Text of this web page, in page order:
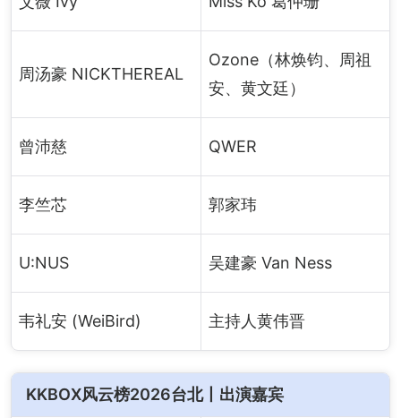
周汤豪 NICKTHEREAL
Ozone（林焕钧、周祖
安、黄文廷）
曾沛慈 QWER
李竺芯 郭家玮
U:NUS 吴建豪 Van Ness
韦礼安 (WeiBird) 主持人黄伟晋
KKBOX风云榜2026台北丨出演嘉宾